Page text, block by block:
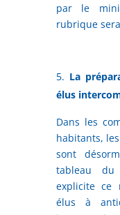
par le
rubrique
La
élus
Dans les
habitants,
sont
tableau du
explicite ce
élus à